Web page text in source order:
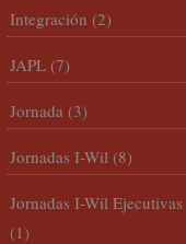
Integración (2)
JAPL (7)
Jornada (3)
Jornadas I-Wil (8)
Jornadas I-Wil Ejecutivas
(1)